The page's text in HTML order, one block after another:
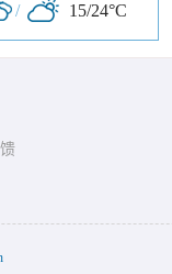
/ 15/24°C